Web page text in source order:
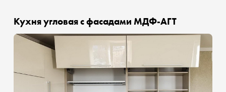
Кухня угловая с фасадами МДФ-АГТ